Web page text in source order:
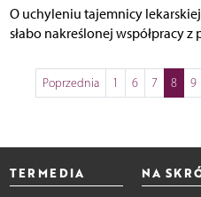
O uchyleniu tajemnicy
słabo nakreślonej współpracy z
Poprzednia 1 6 7 8 9
TERMEDIA NA